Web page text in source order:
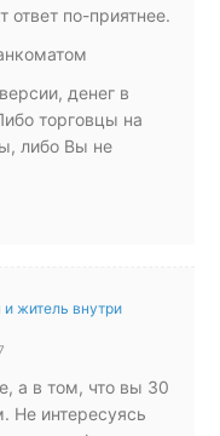
по-приятнее.
денег в
торговцы на
либо Вы не
житель внутри
а в том, что вы 30
Не интересуясь